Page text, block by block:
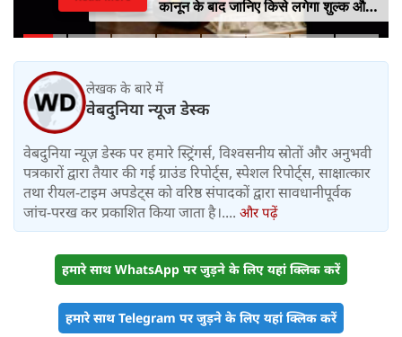
कानून के बाद जानिए किसे लगेगा शुल्क और
किसे नहीं
लेखक के बारे में
वेबदुनिया न्यूज डेस्क
वेबदुनिया न्यूज़ डेस्क पर हमारे स्ट्रिंगर्स, विश्वसनीय स्रोतों और अनुभवी
पत्रकारों द्वारा तैयार की गई ग्राउंड रिपोर्ट्स, स्पेशल रिपोर्ट्स, साक्षात्कार
तथा रीयल-टाइम अपडेट्स को वरिष्ठ संपादकों द्वारा सावधानीपूर्वक
जांच-परख कर प्रकाशित किया जाता है।.... और पढ़ें
हमारे साथ WhatsApp पर जुड़ने के लिए यहां क्लिक करें
हमारे साथ Telegram पर जुड़ने के लिए यहां क्लिक करें